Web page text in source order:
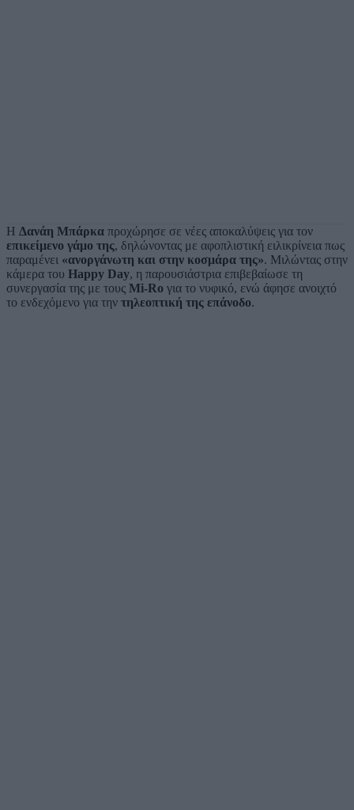
Η Δανάη Μπάρκα προχώρησε σε νέες αποκαλύψεις για τον
επικείμενο γάμο της, δηλώνοντας με αφοπλιστική ειλικρίνεια πως
παραμένει «ανοργάνωτη και στην κοσμάρα της». Μιλώντας στην
κάμερα του Happy Day, η παρουσιάστρια επιβεβαίωσε τη
συνεργασία της με τους Mi-Ro για το νυφικό, ενώ άφησε ανοιχτό
το ενδεχόμενο για την τηλεοπτική της επάνοδο.